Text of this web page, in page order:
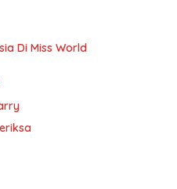
Di Miss World